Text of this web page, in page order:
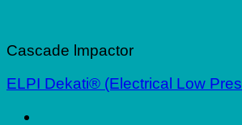
Cascade lmpactor
ELPI Dekati® (Electrical Low